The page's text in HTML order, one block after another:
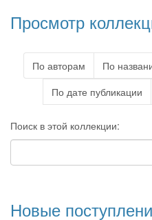
Просмотр
По авторам По
По дате публикации
Поиск в этой коллекции:
Новые